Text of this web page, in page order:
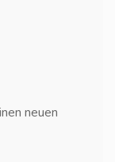
neuen